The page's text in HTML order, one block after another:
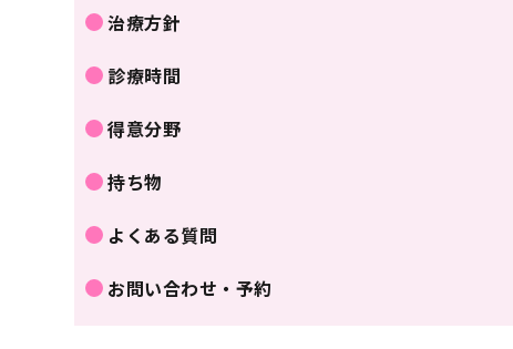
治療方針
診療時間
得意分野
持ち物
よくある質問
お問い合わせ・予約